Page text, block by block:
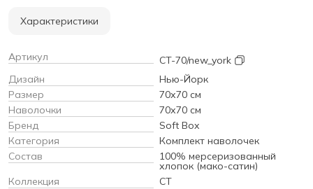
Характеристики
Артикул
CT-70/new_york
Дизайн
Нью-Йорк
Размер
70х70 см
Наволочки
70х70 см
Бренд
Soft Box
Категория
Комплект наволочек
Состав
100% мерсеризованный
хлопок (мако-сатин)
Коллекция
CT